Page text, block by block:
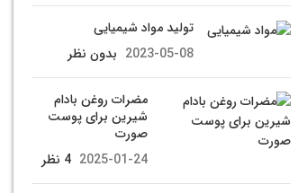
تولید مواد شیمیایی
2023-05-08 بدون نظر
مضرات روغن بادام
شیرین برای پوست
صورت
2025-01-24 4 نظر